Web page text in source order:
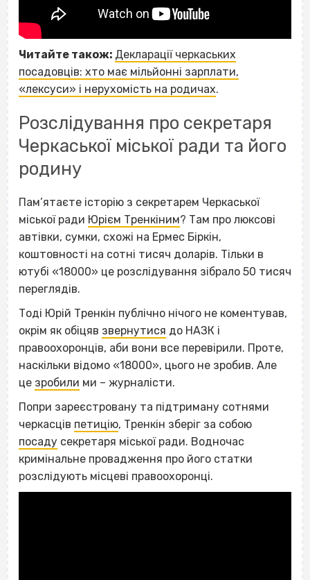
Читайте також: Декларації черкаських
посадовців: хто має мільйонні зарплати,
«лексуси» і нерухомість на родичах.
Розслідування про секретаря
Черкаської міської ради та його
родину
Пам’ятаєте історію з секретарем Черкаської
міської ради Юрієм Тренкіним? Там про люксові
автівки, сумки, схожі на Ермес Біркін,
коштовності на сотні тисяч доларів. Тільки в
ютубі «18000» це розслідування зібрало 50 тисяч
переглядів.
Тоді Юрій Тренкін публічно нічого не коментував,
окрім як обіцяв звернутися до НАЗК і
правоохоронців, аби вони все перевірили. Проте,
наскільки відомо «18000», цього не зробив. Але
це зробили ми – журналісти.
Попри зареєстровану та підтриману сотнями
черкасців петицію, Тренкін зберіг за собою
посаду секретаря міської ради. Водночас
кримінальне провадження про його статки
розслідують місцеві правоохоронці.